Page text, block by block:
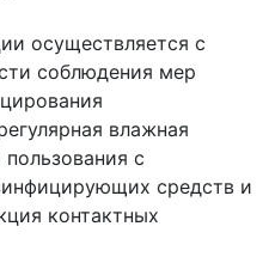
осуществляется с
соблюдения мер
влажная
с
средств и
контактных